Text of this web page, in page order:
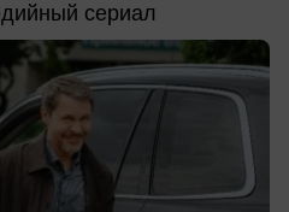
сериал